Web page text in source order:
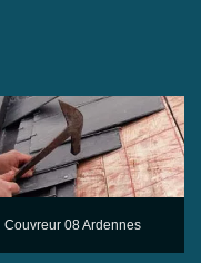
Couvreur 08 Ardennes